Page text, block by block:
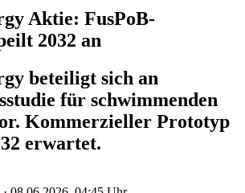
Aktie: FusPoB-
2032 an
beteiligt sich an
für schwimmenden
Kommerzieller Prototyp
erwartet.